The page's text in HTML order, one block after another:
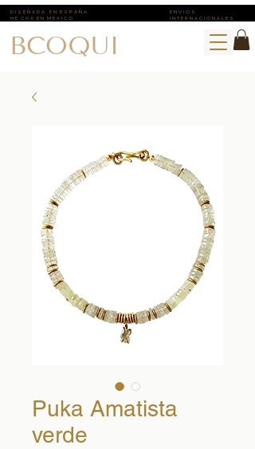
D I S E Ñ A D A E N E S P A Ñ A
H E C H A E N M E X I C O
E N V I O S ​
I N T E R N A C I O N A L E S
BCOQUI
Puka Amatista
verde